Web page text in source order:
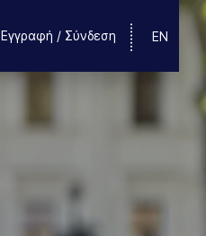
EN
Εγγραφή / Σύνδεση